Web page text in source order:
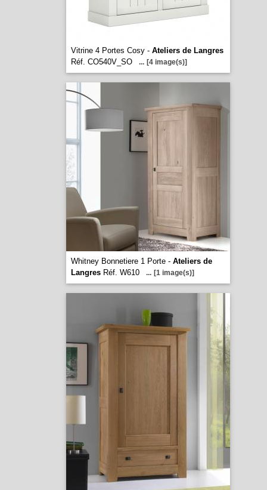
Vitrine 4 Portes Cosy - Ateliers de Langres
Réf. CO540V_SO
... [4 image(s)]
Whitney Bonnetiere 1 Porte - Ateliers de
LangresRéf. W610 ... [1 image(s)]